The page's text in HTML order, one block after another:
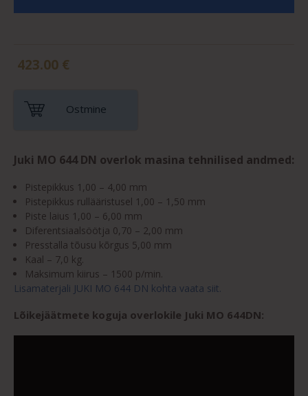
423.00 €
Ostmine
Juki MO 644 DN overlok masina tehnilised andmed:
Pistepikkus 1,00 – 4,00 mm
Pistepikkus rullääristusel 1,00 – 1,50 mm
Piste laius 1,00 – 6,00 mm
Diferentsiaalsöötja 0,70 – 2,00 mm
Presstalla tõusu kõrgus 5,00 mm
Kaal – 7,0 kg.
Maksimum kiirus – 1500 p/min.
Lisamaterjali JUKI MO 644 DN kohta vaata siit.
Lõikejäätmete koguja overlokile Juki MO 644DN: